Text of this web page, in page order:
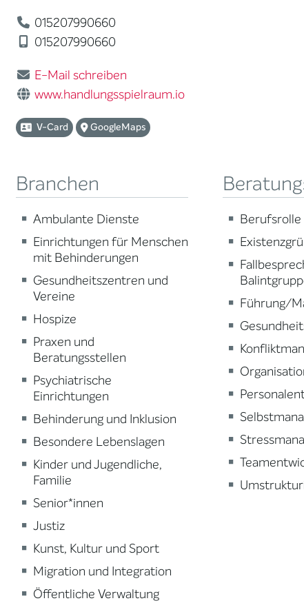
015207990660
015207990660
E-Mail schreiben
www.handlungsspielraum.io
V-Card GoogleMaps
Branchen
Ambulante Dienste
Einrichtungen für Menschen
mit Behinderungen
Gesundheitszentren und
Vereine
Hospize
Praxen und
Beratungsstellen
Psychiatrische
Einrichtungen
Behinderung und Inklusion
Besondere Lebenslagen
Kinder und Jugendliche,
Familie
Senior*innen
Justiz
Kunst, Kultur und Sport
Migration und Integration
Öffentliche Verwaltung
Berufsrolle
Führung/